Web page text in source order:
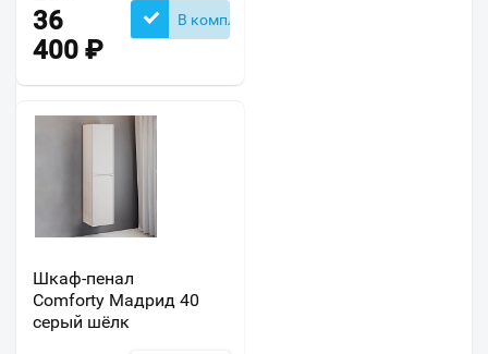
36
400 ₽
В комплекте
Шкаф-пенал
Comforty Мадрид 40
серый шёлк